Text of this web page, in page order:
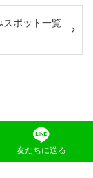
スポット一覧
友だちに送る